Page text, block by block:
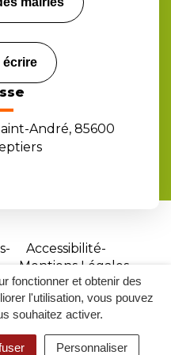
fonctionner et obtenir des
l'utilisation, vous pouvez
souhaitez activer.
Personnaliser
écrire
André, 85600
Accessibilité
Mentions Légales